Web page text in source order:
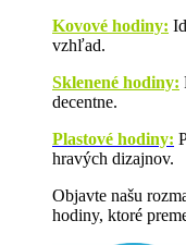
Kovové hodiny:
vzhľad.
Sklenené hodiny:
decentne.
Plastové hodiny:
hravých dizajnov.
Objavte našu
hodiny, ktoré